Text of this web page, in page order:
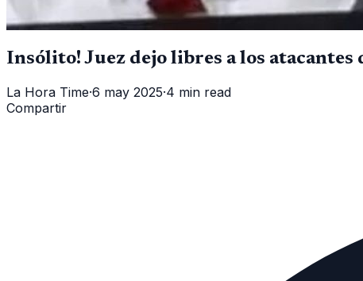
Insólito! Juez dejo libres a los atacantes
La Hora Time·6 may 2025·4 min read
Compartir